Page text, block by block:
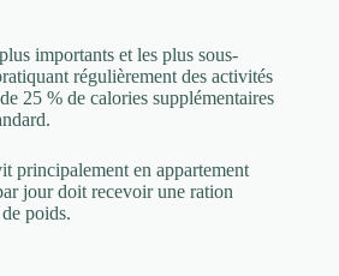
importants et les plus sous-
régulièrement des activités
25 % de calories supplémentaires
principalement en appartement
jour doit recevoir une ration
poids.